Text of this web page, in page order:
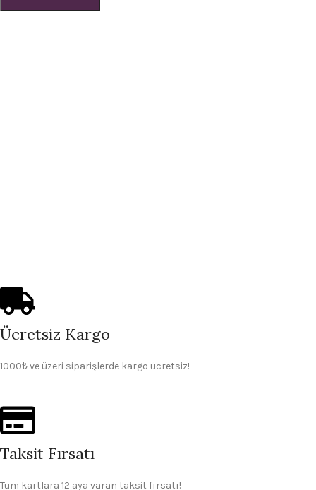
Ücretsiz Kargo
1000₺ ve üzeri siparişlerde kargo ücretsiz!
Taksit Fırsatı
Tüm kartlara 12 aya varan taksit fırsatı!